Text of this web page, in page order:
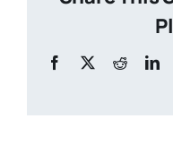
Facebook
X Reddit